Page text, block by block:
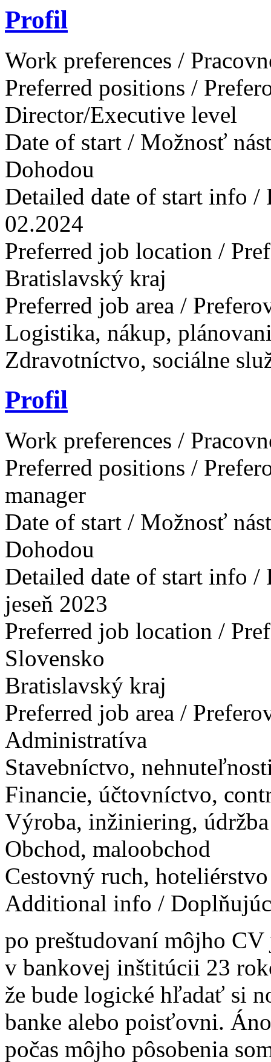
Profil
Work preferences /
Preferred positions /
Director/Executive level
Date of start / Možnosť
Dohodou
Detailed date of start info
02.2024
Preferred job location /
Bratislavský kraj
Preferred job area /
Logistika, nákup,
Zdravotníctvo, sociálne
Profil
Work preferences /
Preferred positions /
manager
Date of start / Možnosť
Dohodou
Detailed date of start info
jeseň 2023
Preferred job location /
Slovensko
Bratislavský kraj
Preferred job area /
Administratíva
Stavebníctvo,
Financie, účtovníctvo,
Výroba, inžiniering, údržba
Obchod, maloobchod
Cestovný ruch, hoteliérstvo
Additional info /
po preštudovaní môjho
v bankovej inštitúcii 23
že bude logické hľadať si
banke alebo poisťovni.
počas môjho pôsobenia